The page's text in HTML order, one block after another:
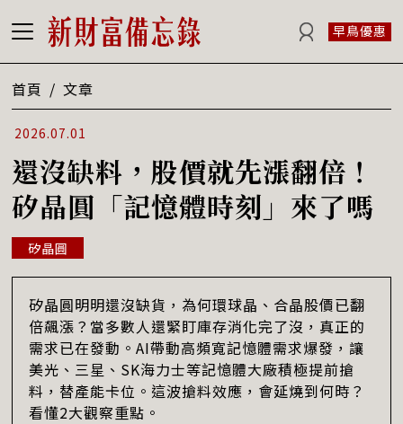
早鳥優惠
首頁 / 文章
2026.07.01
還沒缺料，股價就先漲翻倍！
矽晶圓「記憶體時刻」來了嗎
矽晶圓
矽晶圓明明還沒缺貨，為何環球晶、合晶股價已翻
倍飆漲？當多數人還緊盯庫存消化完了沒，真正的
需求已在發動。AI帶動高頻寬記憶體需求爆發，讓
美光、三星、SK海力士等記憶體大廠積極提前搶
料，替產能卡位。這波搶料效應，會延燒到何時？
看懂2大觀察重點。